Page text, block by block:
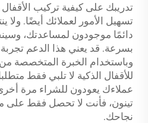
تدريبك على كيفية تركيب الأقفال
تسهيل الأمور لعملائك أيضًا. ولا
دائمًا موجودون لمساعدتك،
بسرعة. قد يعني هذا الدعم
وباستخدام الخبرة المتخصصة من
للأقفال الذكية لا تلبي فقط
عملاءك يعودون للشراء مرة
تينون، فأنت لا تحصل فقط على
نجاحك.